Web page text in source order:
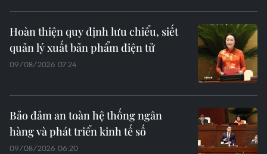
Hoàn thiện quy định lưu chiểu, siết
quản lý xuất bản phẩm điện tử
09/08/2026 07:24
Bảo đảm an toàn hệ thống ngân
hàng và phát triển kinh tế số
09/08/2026 06:20